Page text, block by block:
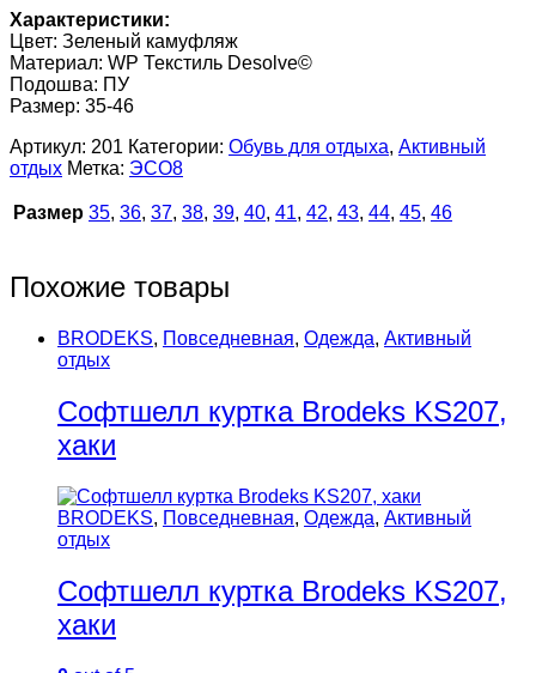
Характеристики:
Цвет: Зеленый камуфляж
Материал: WP Текстиль Desolve©
Подошва: ПУ
Размер: 35-46
Артикул: 201 Категории: Обувь для отдыха, Активный
отдых Метка: ЭСО8
Размер 35, 36, 37, 38, 39, 40, 41, 42, 43, 44, 45, 46
Похожие товары
BRODEKS, Повседневная, Одежда, Активный
отдых
Софтшелл куртка Brodeks KS207,
хаки
BRODEKS, Повседневная, Одежда, Активный
отдых
Софтшелл куртка Brodeks KS207,
хаки